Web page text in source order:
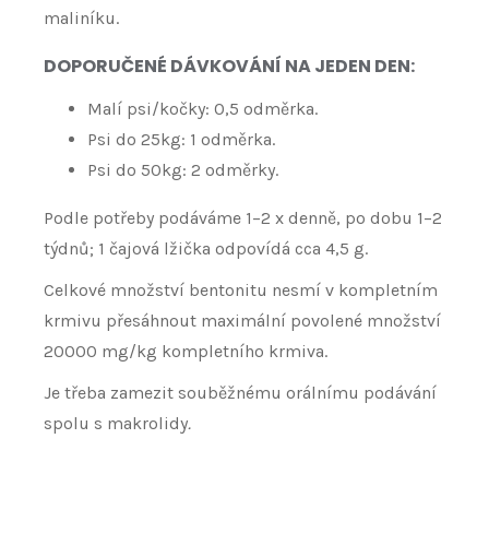
maliníku.
DOPORUČENÉ DÁVKOVÁNÍ NA JEDEN DEN:
Malí psi/kočky: 0,5 odměrka.
Psi do 25kg: 1 odměrka.
Psi do 50kg: 2 odměrky.
Podle potřeby podáváme 1–2 x denně, po dobu 1–2
týdnů; 1 čajová lžička odpovídá cca 4,5 g.
Celkové množství bentonitu nesmí v kompletním
krmivu přesáhnout maximální povolené množství
20000 mg/kg kompletního krmiva.
Je třeba zamezit souběžnému orálnímu podávání
spolu s makrolidy.